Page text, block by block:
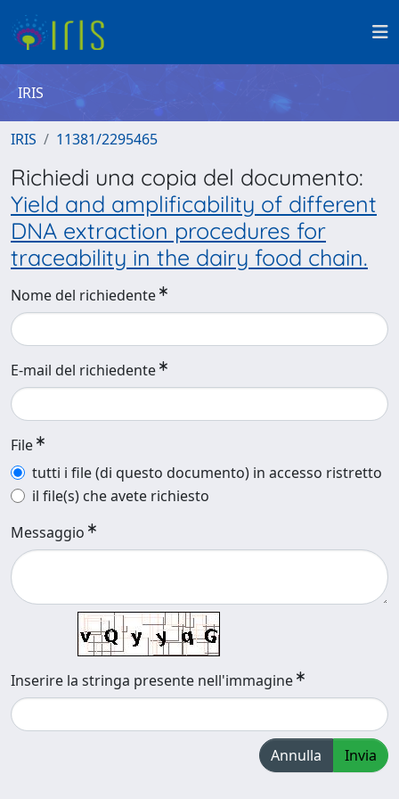
IRIS
IRIS 11381/2295465
Richiedi una copia del documento:
Yield and amplificability of different
DNA extraction procedures for
traceability in the dairy food chain.
Nome del richiedente
E-mail del richiedente
File
tutti i file (di questo documento) in accesso ristretto
il file(s) che avete richiesto
Messaggio
Inserire la stringa presente nell'immagine
Annulla Invia